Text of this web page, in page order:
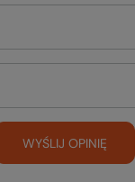
WYŚLIJ OPINIĘ